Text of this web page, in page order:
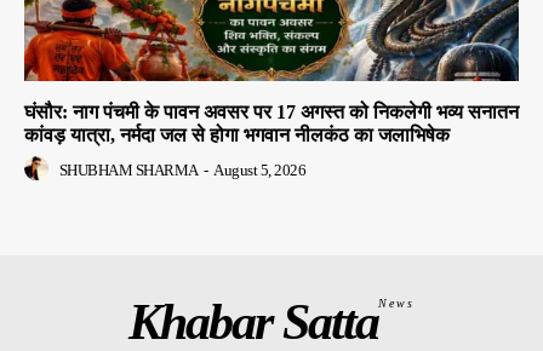
घंसौर: नाग पंचमी के पावन अवसर पर 17 अगस्त को निकलेगी भव्य सनातन
कांवड़ यात्रा, नर्मदा जल से होगा भगवान नीलकंठ का जलाभिषेक
SHUBHAM SHARMA - August 5, 2026
Khabar SattaNews